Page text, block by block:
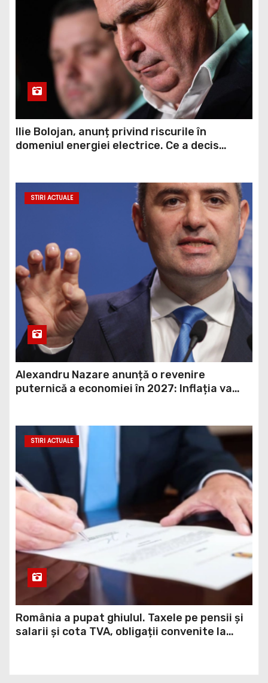
Ilie Bolojan, anunț privind riscurile în
domeniul energiei electrice. Ce a decis
STIRI ACTUALE
Alexandru Nazare anunță o revenire
puternică a economiei în 2027: Inflația va
STIRI ACTUALE
România a pupat ghiulul. Taxele pe pensii și
salarii și cota TVA, obligații convenite la